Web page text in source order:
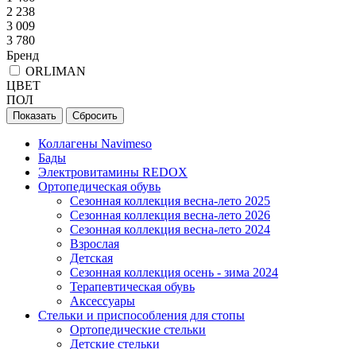
2 238
3 009
3 780
Бренд
ORLIMAN
ЦВЕТ
ПОЛ
Сбросить
Коллагены Navimeso
Бады
Электровитамины REDOX
Ортопедическая обувь
Сезонная коллекция весна-лето 2025
Сезонная коллекция весна-лето 2026
Сезонная коллекция весна-лето 2024
Взрослая
Детская
Сезонная коллекция осень - зима 2024
Терапевтическая обувь
Аксессуары
Стельки и приспособления для стопы
Ортопедические стельки
Детские стельки